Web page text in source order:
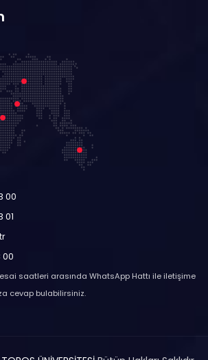
00
01
00
saatleri arasında WhatsApp Hattı ile iletişime
cevap bulabilirsiniz.